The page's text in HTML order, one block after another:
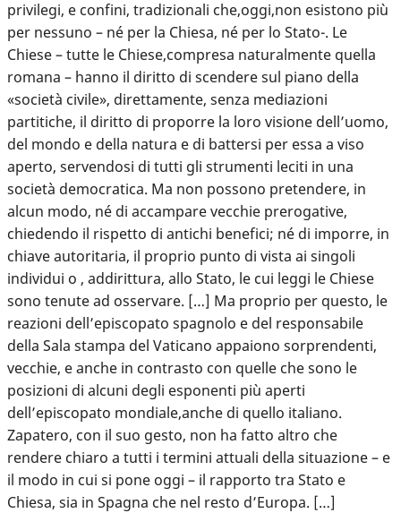
privilegi, e confini, tradizionali che,oggi,non esistono più
per nessuno – né per la Chiesa, né per lo Stato-. Le
Chiese – tutte le Chiese,compresa naturalmente quella
romana – hanno il diritto di scendere sul piano della
«società civile», direttamente, senza mediazioni
partitiche, il diritto di proporre la loro visione dell’uomo,
del mondo e della natura e di battersi per essa a viso
aperto, servendosi di tutti gli strumenti leciti in una
società democratica. Ma non possono pretendere, in
alcun modo, né di accampare vecchie prerogative,
chiedendo il rispetto di antichi benefici; né di imporre, in
chiave autoritaria, il proprio punto di vista ai singoli
individui o , addirittura, allo Stato, le cui leggi le Chiese
sono tenute ad osservare. […] Ma proprio per questo, le
reazioni dell’episcopato spagnolo e del responsabile
della Sala stampa del Vaticano appaiono sorprendenti,
vecchie, e anche in contrasto con quelle che sono le
posizioni di alcuni degli esponenti più aperti
dell’episcopato mondiale,anche di quello italiano.
Zapatero, con il suo gesto, non ha fatto altro che
rendere chiaro a tutti i termini attuali della situazione – e
il modo in cui si pone oggi – il rapporto tra Stato e
Chiesa, sia in Spagna che nel resto d’Europa. […]